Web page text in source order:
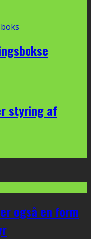
styring af
også en form